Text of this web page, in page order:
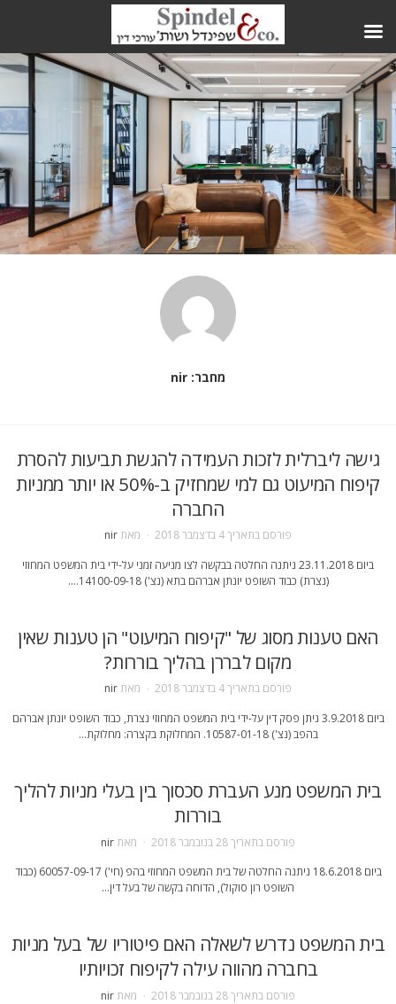
מחבר: nir
גישה ליברלית לזכות העמידה להגשת תביעות להסרת
קיפוח המיעוט גם למי שמחזיק ב-50% או יותר ממניות
החברה
פורסם בתאריך4 בדצמבר 2018 מאתnir
ביום 23.11.2018 ניתנה החלטה בבקשה לצו מניעה זמני על-ידי בית המשפט המחוזי
(נצרת) כבוד השופט יונתן אברהם בתא (נצ') 14100-09-18….
האם טענות מסוג של "קיפוח המיעוט" הן טענות שאין
מקום לבררן בהליך בוררות?
פורסם בתאריך4 בדצמבר 2018 מאתnir
ביום 3.9.2018 ניתן פסק דין על-ידי בית המשפט המחוזי נצרת, כבוד השופט יונתן אברהם
בהפב (נצ') 10587-01-18. המחלוקת בקצרה: מחלוקת…
בית המשפט מנע העברת סכסוך בין בעלי מניות להליך
בוררות
פורסם בתאריך28 בנובמבר 2018 מאתnir
ביום 18.6.2018 ניתנה החלטה של בית המשפט המחוזי בהפ (חי') 60057-09-17 (כבוד
השופט רון סוקול), הדוחה בקשה של בעל דין…
בית המשפט נדרש לשאלה האם פיטוריו של בעל מניות
בחברה מהווה עילה לקיפוח זכויותיו
פורסם בתאריך28 בנובמבר 2018 מאתnir